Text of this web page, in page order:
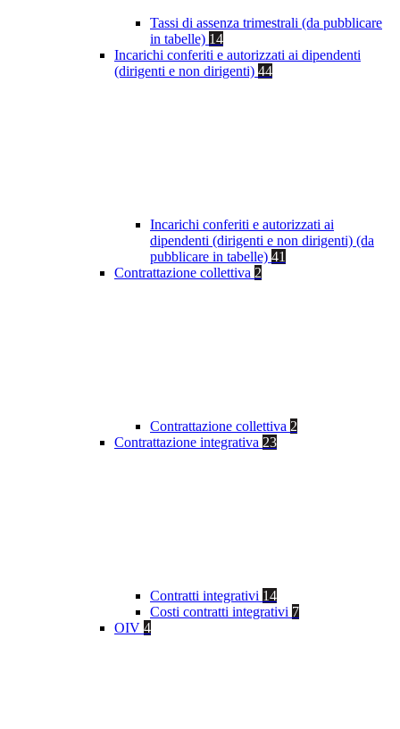
Tassi di assenza trimestrali (da pubblicare
in tabelle) 14
Incarichi conferiti e autorizzati ai dipendenti
(dirigenti e non dirigenti) 44
Incarichi conferiti e autorizzati ai
dipendenti (dirigenti e non dirigenti) (da
pubblicare in tabelle) 41
Contrattazione collettiva 2
Contrattazione collettiva 2
Contrattazione integrativa 23
Contratti integrativi 14
Costi contratti integrativi 7
OIV 4